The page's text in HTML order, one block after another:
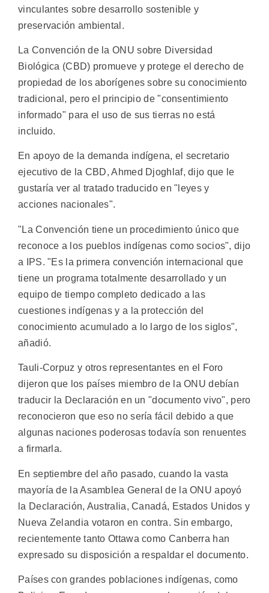
vinculantes sobre desarrollo sostenible y
preservación ambiental.
La Convención de la ONU sobre Diversidad
Biológica (CBD) promueve y protege el derecho de
propiedad de los aborígenes sobre su conocimiento
tradicional, pero el principio de "consentimiento
informado" para el uso de sus tierras no está
incluido.
En apoyo de la demanda indígena, el secretario
ejecutivo de la CBD, Ahmed Djoghlaf, dijo que le
gustaría ver al tratado traducido en "leyes y
acciones nacionales".
"La Convención tiene un procedimiento único que
reconoce a los pueblos indígenas como socios", dijo
a IPS. "Es la primera convención internacional que
tiene un programa totalmente desarrollado y un
equipo de tiempo completo dedicado a las
cuestiones indígenas y a la protección del
conocimiento acumulado a lo largo de los siglos",
añadió.
Tauli-Corpuz y otros representantes en el Foro
dijeron que los países miembro de la ONU debían
traducir la Declaración en un "documento vivo", pero
reconocieron que eso no sería fácil debido a que
algunas naciones poderosas todavía son renuentes
a firmarla.
En septiembre del año pasado, cuando la vasta
mayoría de la Asamblea General de la ONU apoyó
la Declaración, Australia, Canadá, Estados Unidos y
Nueva Zelandia votaron en contra. Sin embargo,
recientemente tanto Ottawa como Canberra han
expresado su disposición a respaldar el documento.
Países con grandes poblaciones indígenas, como